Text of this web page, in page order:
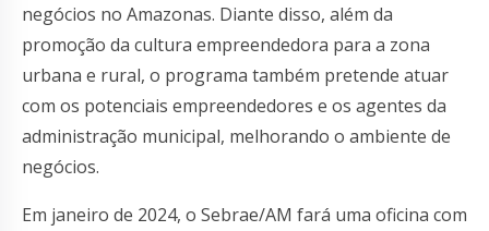
negócios no Amazonas. Diante disso, além da
promoção da cultura empreendedora para a zona
urbana e rural, o programa também pretende atuar
com os potenciais empreendedores e os agentes da
administração municipal, melhorando o ambiente de
negócios.
Em janeiro de 2024, o Sebrae/AM fará uma oficina com